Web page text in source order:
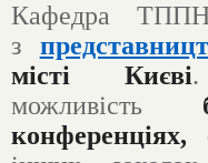
Кафедра
з
місті Києві
можливість
конференціях,